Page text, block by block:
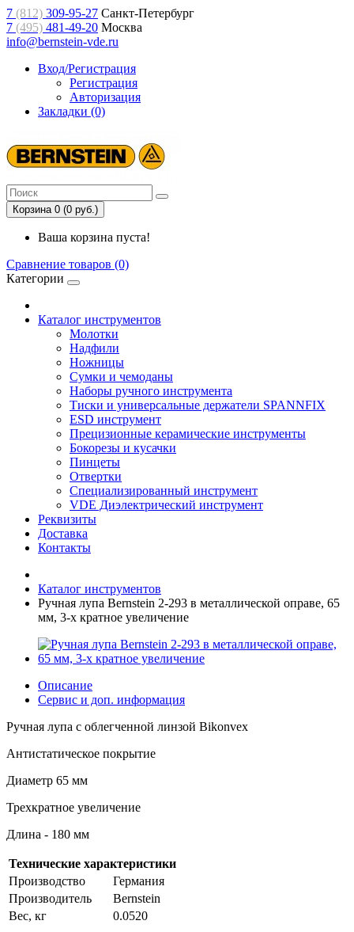
7 (812) 309-95-27 Санкт-Петербург
7 (495) 481-49-20 Москва
info@bernstein-vde.ru
Вход/Регистрация
Регистрация
Авторизация
Закладки (0)
Корзина 0 (0 руб.)
Ваша корзина пуста!
Сравнение товаров (0)
Категории
Каталог инструментов
Молотки
Надфили
Ножницы
Сумки и чемоданы
Наборы ручного инструмента
Тиски и универсальные держатели SPANNFIX
ESD инструмент
Прецизионные керамические инструменты
Бокорезы и кусачки
Пинцеты
Отвертки
Специализированный инструмент
VDE Диэлектрический инструмент
Реквизиты
Доставка
Контакты
Каталог инструментов
Ручная лупа Bernstein 2-293 в металлической оправе, 65
мм, 3-х кратное увеличение
Описание
Сервис и доп. информация
Ручная лупа с облегченной линзой Bikonvex
Антистатическое покрытие
Диаметр 65 мм
Трехкратное увеличение
Длина - 180 мм
Технические характеристики
Производство
Германия
Производитель
Bernstein
Вес, кг
0.0520